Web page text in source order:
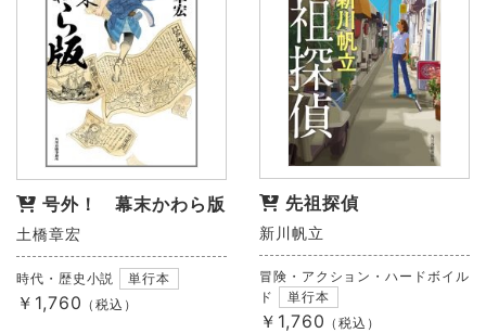
号外！ 幕末かわら版
土橋章宏
時代・歴史小説 単行本
￥1,760 （税込）
先祖探偵
新川帆立
冒険・アクション・ハードボイル
ド
単行本
￥1,760 （税込）